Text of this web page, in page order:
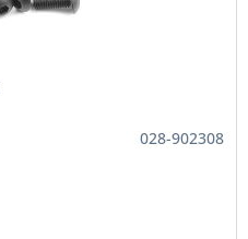
028-902308